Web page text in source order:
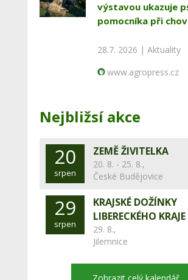
výstavou ukazuje
pomocníka při
28.7. 2026 | Aktuality
www.agropress.cz
Nejbližsí akce
20
srpen
ZEMĚ ŽIVITELKA
20. 8. - 25. 8.,
České Budějovice
29
srpen
KRAJSKÉ DOŽÍNKY
LIBERECKÉHO
29. 8.,
Jilemnice